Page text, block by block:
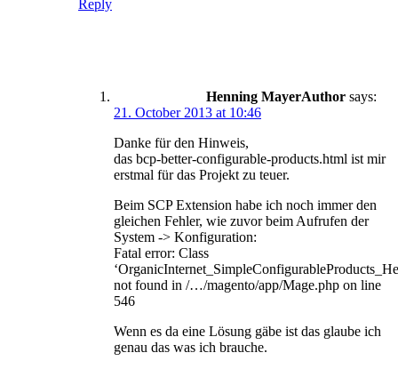
Reply
Henning Mayer
says:
21. October 2013 at 10:46
Danke für den Hinweis,
das bcp-better-configurable-products.html ist mir
erstmal für das Projekt zu teuer.
Beim SCP Extension habe ich noch immer den
gleichen Fehler, wie zuvor beim Aufrufen der
System -> Konfiguration:
Fatal error: Class
not found in /…/magento/app/Mage.php on line
546
Wenn es da eine Lösung gäbe ist das glaube ich
genau das was ich brauche.